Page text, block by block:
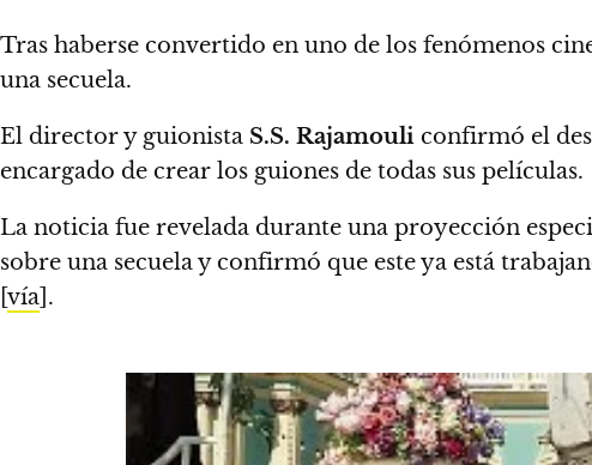
Tras haberse convertido en uno de los fenómenos
una secuela.
El director y guionista S.S. Rajamouli confirmó el
encargado de crear los guiones de todas sus películas.
La noticia fue revelada durante una proyección
sobre una secuela y confirmó que este ya está
vía ].